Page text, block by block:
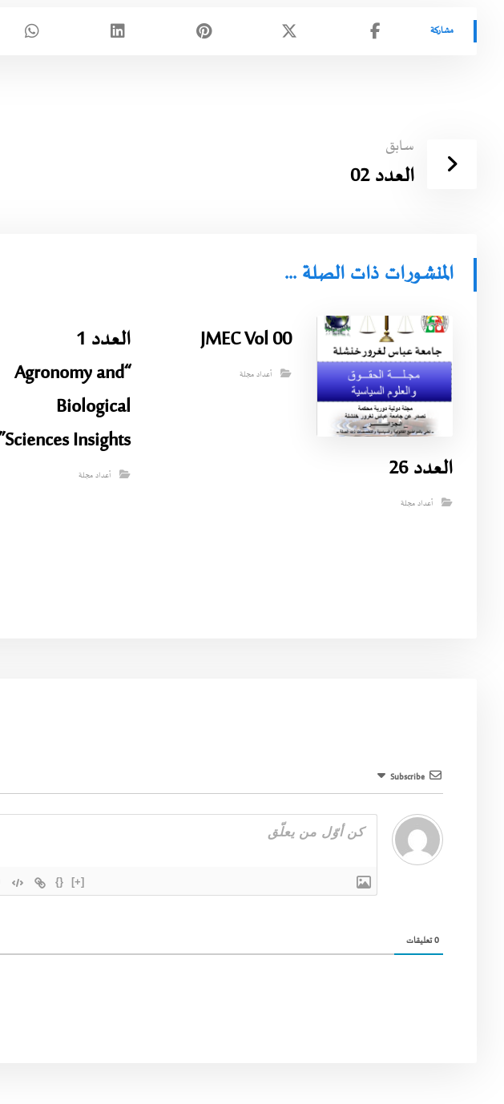
سابق
العدد 02
المنشورات ذات الصلة ...
العدد 26
أعداد مجلة
JMEC Vol 00
أعداد مجلة
العدد 1
“Agronomy and
Biological
Sciences Insights”
أعداد مجلة
Subscribe
{} [+]
0تعليقات